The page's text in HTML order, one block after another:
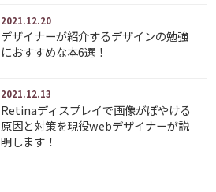
2021.12.20
デザイナーが紹介するデザインの勉強
におすすめな本6選！
2021.12.13
Retinaディスプレイで画像がぼやける
原因と対策を現役webデザイナーが説
明します！